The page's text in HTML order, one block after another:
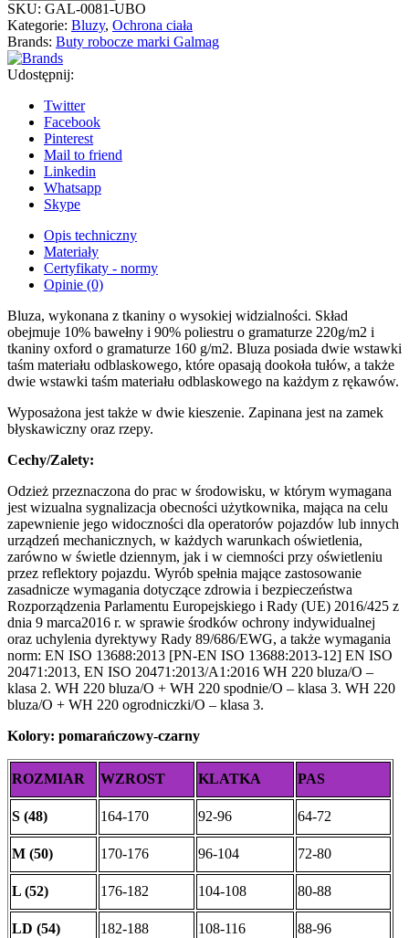
SKU: GAL-0081-UBO
Kategorie: Bluzy, Ochrona ciała
Brands: Buty robocze marki Galmag
Udostępnij:
Twitter
Facebook
Pinterest
Mail to friend
Linkedin
Whatsapp
Skype
Opis techniczny
Materiały
Certyfikaty - normy
Opinie (0)
Bluza, wykonana z tkaniny o wysokiej widzialności. Skład
obejmuje 10% bawełny i 90% poliestru o gramaturze 220g/m2 i
tkaniny oxford o gramaturze 160 g/m2. Bluza posiada dwie wstawki
taśm materiału odblaskowego, które opasają dookoła tułów, a także
dwie wstawki taśm materiału odblaskowego na każdym z rękawów.
Wyposażona jest także w dwie kieszenie. Zapinana jest na zamek
błyskawiczny oraz rzepy.
Cechy/Zalety:
Odzież przeznaczona do prac w środowisku, w którym wymagana
jest wizualna sygnalizacja obecności użytkownika, mająca na celu
zapewnienie jego widoczności dla operatorów pojazdów lub innych
urządzeń mechanicznych, w każdych warunkach oświetlenia,
zarówno w świetle dziennym, jak i w ciemności przy oświetleniu
przez reflektory pojazdu. Wyrób spełnia mające zastosowanie
zasadnicze wymagania dotyczące zdrowia i bezpieczeństwa
Rozporządzenia Parlamentu Europejskiego i Rady (UE) 2016/425 z
dnia 9 marca2016 r. w sprawie środków ochrony indywidualnej
oraz uchylenia dyrektywy Rady 89/686/EWG, a także wymagania
norm: EN ISO 13688:2013 [PN-EN ISO 13688:2013-12] EN ISO
20471:2013, EN ISO 20471:2013/A1:2016 WH 220 bluza/O –
klasa 2. WH 220 bluza/O + WH 220 spodnie/O – klasa 3. WH 220
bluza/O + WH 220 ogrodniczki/O – klasa 3.
Kolory: pomarańczowy-czarny
ROZMIAR WZROST KLATKA PAS
S (48) 164-170 92-96 64-72
M (50) 170-176 96-104 72-80
L (52) 176-182 104-108 80-88
LD (54) 182-188 108-116 88-96